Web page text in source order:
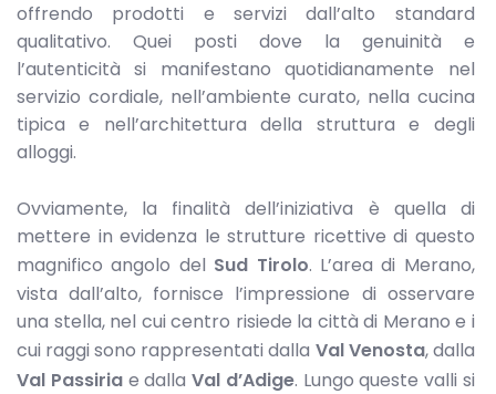
offrendo prodotti e servizi dall’alto standard
qualitativo. Quei posti dove la genuinità e
l’autenticità si manifestano quotidianamente nel
servizio cordiale, nell’ambiente curato, nella cucina
tipica e nell’architettura della struttura e degli
alloggi.
Ovviamente, la finalità dell’iniziativa è quella di
mettere in evidenza le strutture ricettive di questo
magnifico angolo del Sud Tirolo. L’area di Merano,
vista dall’alto, fornisce l’impressione di osservare
una stella, nel cui centro risiede la città di Merano e i
cui raggi sono rappresentati dalla Val Venosta, dalla
Val Passiriae dallaVal d’Adige. Lungo queste valli si